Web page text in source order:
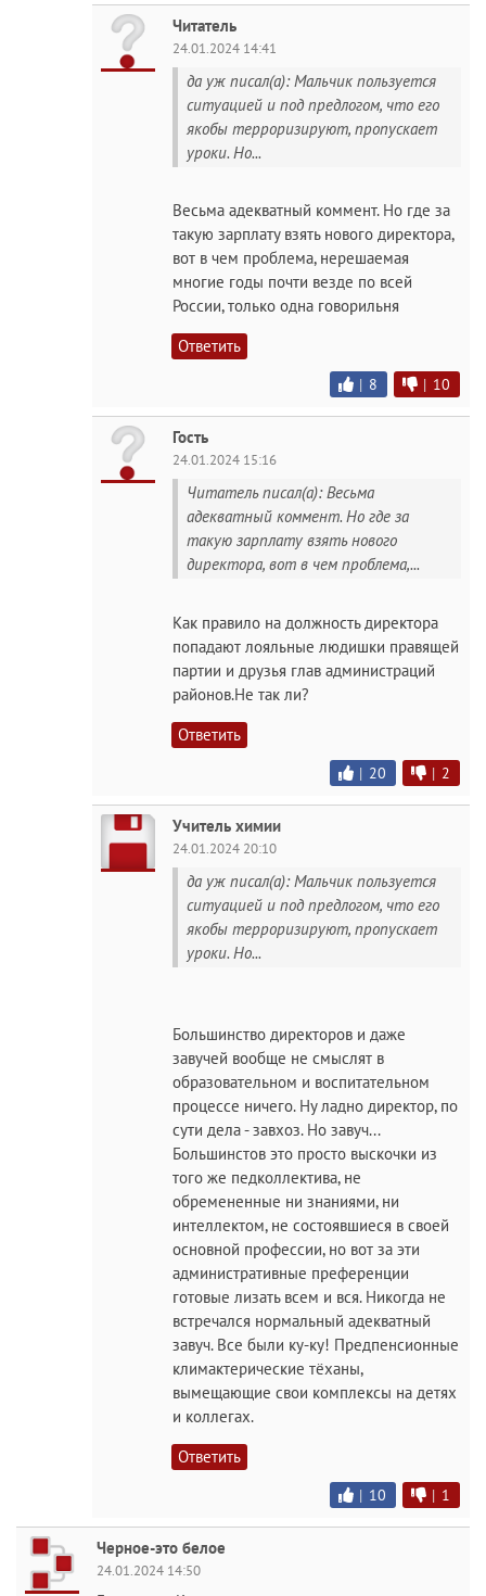
Читатель
24.01.2024 14:41
да уж писал(а): Мальчик пользуется
ситуацией и под предлогом, что его
якобы терроризируют, пропускает
уроки. Но...
Весьма адекватный коммент. Но где за
такую зарплату взять нового директора,
вот в чем проблема, нерешаемая
многие годы почти везде по всей
России, только одна говорильня
Ответить
| 8 | 10
Гость
24.01.2024 15:16
Читатель писал(а): Весьма
адекватный коммент. Но где за
такую зарплату взять нового
директора, вот в чем проблема,...
Как правило на должность директора
попадают лояльные людишки правящей
партии и друзья глав администраций
районов.Не так ли?
Ответить
| 20 | 2
Учитель химии
24.01.2024 20:10
да уж писал(а): Мальчик пользуется
ситуацией и под предлогом, что его
якобы терроризируют, пропускает
уроки. Но...
Большинство директоров и даже
завучей вообще не смыслят в
образовательном и воспитательном
процессе ничего. Ну ладно директор, по
сути дела - завхоз. Но завуч...
Большинстов это просто выскочки из
того же педколлектива, не
обремененные ни знаниями, ни
интеллектом, не состоявшиеся в своей
основной профессии, но вот за эти
административные преференции
готовые лизать всем и вся. Никогда не
встречался нормальный адекватный
завуч. Все были ку-ку! Предпенсионные
климактерические тёханы,
вымещающие свои комплексы на детях
и коллегах.
Ответить
| 10 | 1
Черное-это белое
24.01.2024 14:50